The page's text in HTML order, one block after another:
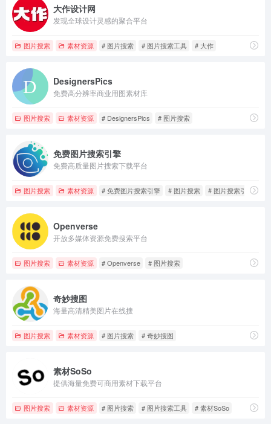
大作设计网
发现全球设计灵感的聚合平台
图片搜索 素材资源 # 图片搜索 # 图片搜索工具 # 大作
DesignersPics
免费高分辨率商业用图素材库
图片搜索 素材资源 # DesignersPics # 图片搜索
免费图片搜索引擎
免费高质量图片搜索下载平台
图片搜索 素材资源 # 免费图片搜索引擎 # 图片搜索 # 图片搜索引擎
Openverse
开放多媒体资源免费搜索平台
图片搜索 素材资源 # Openverse # 图片搜索
奇妙搜图
海量高清精美图片在线搜
图片搜索 素材资源 # 图片搜索 # 奇妙搜图
素材SoSo
提供海量免费可商用素材下载平台
图片搜索 素材资源 # 图片搜索 # 图片搜索工具 # 素材SoSo